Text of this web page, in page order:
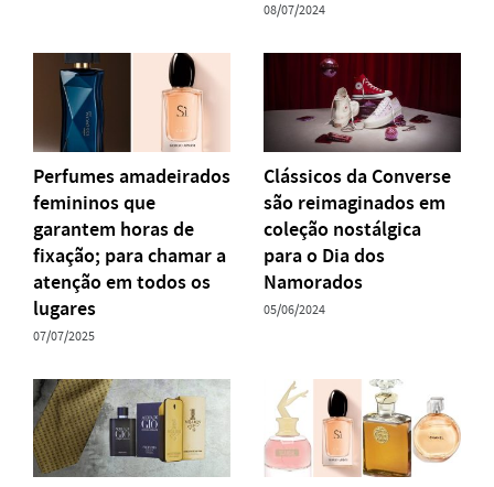
08/07/2024
Perfumes amadeirados
femininos que
garantem horas de
fixação; para chamar a
atenção em todos os
lugares
07/07/2025
Clássicos da Converse
são reimaginados em
coleção nostálgica
para o Dia dos
Namorados
05/06/2024